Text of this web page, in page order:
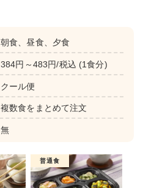
朝食、昼食、夕食
384円～483円/税込 (1食分)
クール便
複数食をまとめて注文
無
普通食